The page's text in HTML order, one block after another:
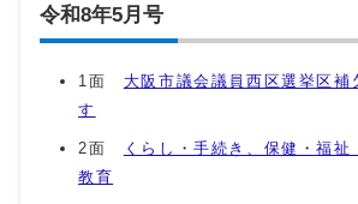
令和8年5月号
1面 大阪市議会議員西区選挙区補
す
2面
くらし・手続き、保健・福祉
教育